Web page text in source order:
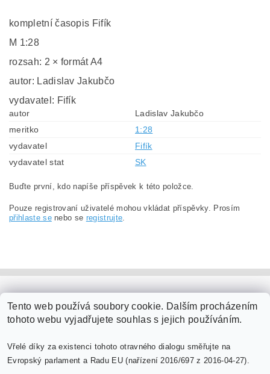
kompletní časopis Fifík
M 1:28
rozsah: 2 × formát A4
autor: Ladislav Jakubčo
vydavatel: Fifík
autor
Ladislav Jakubčo
meritko
1:28
vydavatel
Fifík
vydavatel stat
SK
Buďte první, kdo napíše příspěvek k této položce.
Pouze registrovaní uživatelé mohou vkládat příspěvky. Prosím
přihlaste senebo se registrujte.
Tento web používá soubory cookie. Dalším procházením
tohoto webu vyjadřujete souhlas s jejich používáním.
Vřelé díky za existenci tohoto otravného dialogu směřujte na
Evropský parlament a Radu EU (nařízení 2016/697 z 2016-04-27).